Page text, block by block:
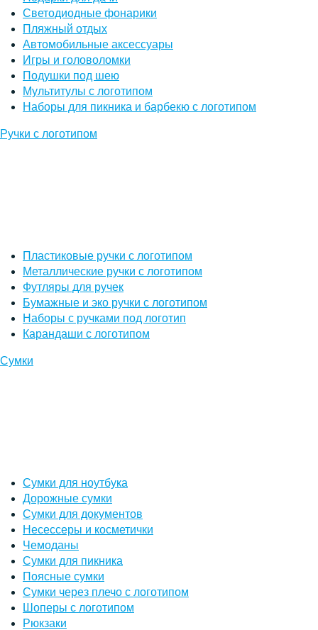
Светодиодные фонарики
Пляжный отдых
Автомобильные аксессуары
Игры и головоломки
Подушки под шею
Мультитулы с логотипом
Наборы для пикника и барбекю с логотипом
Ручки с логотипом
Пластиковые ручки с логотипом
Металлические ручки с логотипом
Футляры для ручек
Бумажные и эко ручки с логотипом
Наборы с ручками под логотип
Карандаши с логотипом
Сумки
Сумки для ноутбука
Дорожные сумки
Сумки для документов
Несессеры и косметички
Чемоданы
Сумки для пикника
Поясные сумки
Сумки через плечо с логотипом
Шоперы с логотипом
Рюкзаки